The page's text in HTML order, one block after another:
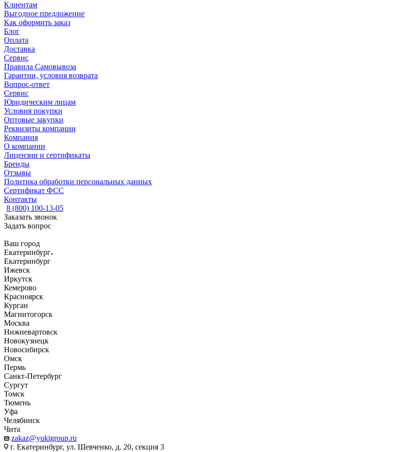
Клиентам
Выгодное предложение
Как оформить заказ
Блог
Оплата
Доставка
Сервис
Правила Самовывоза
Гарантии, условия возврата
Вопрос-ответ
Сервис
Юридическим лицам
Условия покупки
Оптовые закупки
Реквизиты компании
Компания
О компании
Лицензии и сертификаты
Бренды
Отзывы
Политика обработки персональных данных
Сертификат ФСС
Контакты
8 (800) 100-13-05
Заказать звонок
Задать вопрос
Ваш город
Екатеринбург
Екатеринбург
Ижевск
Иркутск
Кемерово
Красноярск
Курган
Магнитогорск
Москва
Нижневартовск
Новокузнецк
Новосибирск
Омск
Пермь
Санкт-Петербург
Сургут
Томск
Тюмень
Уфа
Челябинск
Чита
zakaz@yukigroup.ru
г. Екатеринбург, ул. Шевченко, д. 20, секция 3